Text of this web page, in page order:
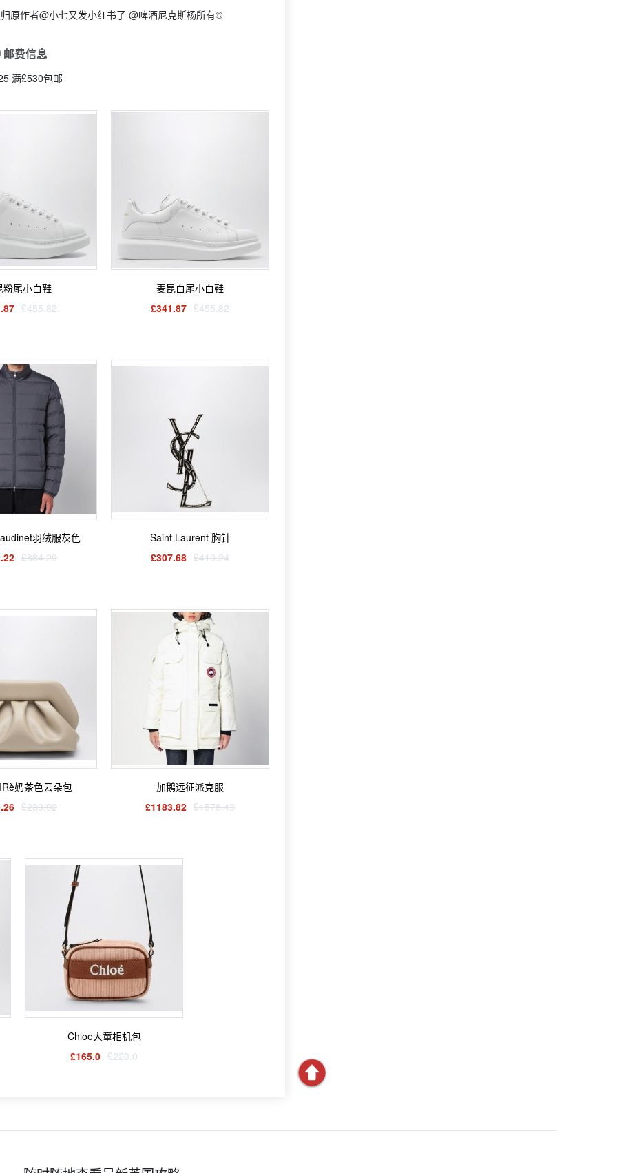
原作者@小七又发小红书了 @啤酒尼克斯杨所有©
费信息
满£530包邮
粉尾小白鞋
£455.82
麦昆白尾小白鞋
£341.87 £455.82
羽绒服灰色
£884.29
Saint Laurent 胸针
£307.68 £410.24
奶茶色云朵包
£239.02
加鹅远征派克服
£1183.82 £1578.43
Chloe大童相机包
£165.0 £220.0